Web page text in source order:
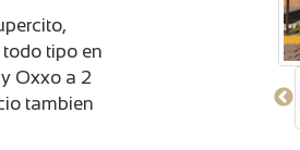
tipo en
Oxxo a 2
tambien